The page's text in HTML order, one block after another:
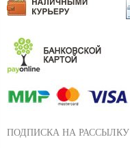
ПОДПИСКА НА РАССЫЛКУ